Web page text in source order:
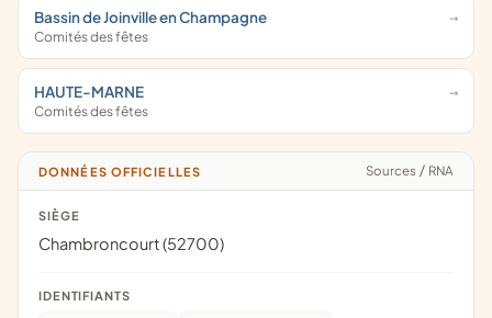
Bassin de Joinville en Champagne
Comités des fêtes
HAUTE-MARNE
Comités des fêtes
DONNÉES OFFICIELLES Sources / RNA
SIÈGE
Chambroncourt (52700)
IDENTIFIANTS